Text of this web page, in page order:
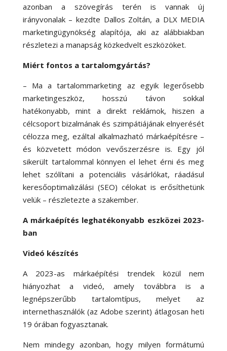
azonban a szövegírás terén is vannak új
irányvonalak – kezdte Dallos Zoltán, a DLX MEDIA
marketingügynökség alapítója, aki az alábbiakban
részletezi a manapság közkedvelt eszközöket.
Miért fontos a tartalomgyártás?
– Ma a tartalommarketing az egyik legerősebb
marketingeszköz, hosszú távon sokkal
hatékonyabb, mint a direkt reklámok, hiszen a
célcsoport bizalmának és szimpátiájának elnyerését
célozza meg, ezáltal alkalmazható márkaépítésre –
és közvetett módon vevőszerzésre is. Egy jól
sikerült tartalommal könnyen el lehet érni és meg
lehet szólítani a potenciális vásárlókat, ráadásul
keresőoptimalizálási (SEO) célokat is erősíthetünk
velük – részletezte a szakember.
A márkaépítés leghatékonyabb eszközei 2023-
ban
Videó készítés
A 2023-as márkaépítési trendek közül nem
hiányozhat a videó, amely továbbra is a
legnépszerűbb tartalomtípus, melyet az
internethasználók (az Adobe szerint) átlagosan heti
19 órában fogyasztanak.
Nem mindegy azonban, hogy milyen formátumú